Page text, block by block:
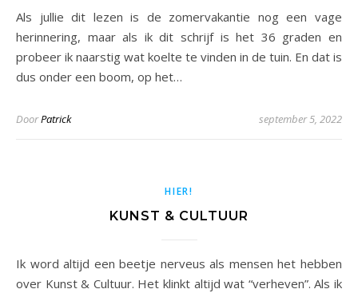
Als jullie dit lezen is de zomervakantie nog een vage
herinnering, maar als ik dit schrijf is het 36 graden en
probeer ik naarstig wat koelte te vinden in de tuin. En dat is
dus onder een boom, op het…
DoorPatrick september 5, 2022
HIER!
KUNST & CULTUUR
Ik word altijd een beetje nerveus als mensen het hebben
over Kunst & Cultuur. Het klinkt altijd wat “verheven”. Als ik